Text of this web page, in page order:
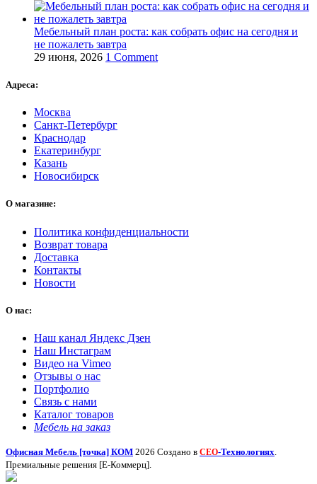
Мебельный план роста: как собрать офис на сегодня и
не пожалеть завтра
29 июня, 2026 1 Comment
Адреса:
Москва
Санкт-Петербург
Краснодар
Екатеринбург
Казань
Новосибирск
О магазине:
Политика конфиденциальности
Возврат товара
Доставка
Контакты
Новости
О нас:
Наш канал Яндекс Дзен
Наш Инстаграм
Видео на Vimeo
Отзывы о нас
Портфолио
Связь с нами
Каталог товаров
Мебель на заказ
Офисная Мебель [точка] КОМ 2026 Создано в СЕО-Технологиях.
Премиальные решения [Е-Коммерц].